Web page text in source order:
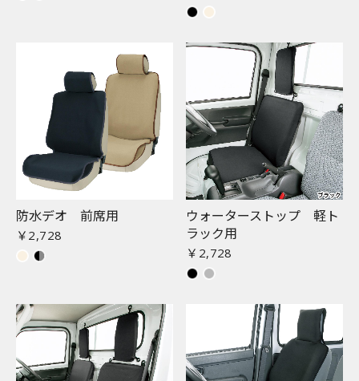
防水デオ 前席用
￥2,728
ウォーターストップ 軽ト
ラック用
￥2,728